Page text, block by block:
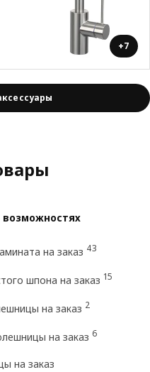
+7
на заказ 43
шпона на заказ 15
на заказ 2
на заказ 6
на заказ